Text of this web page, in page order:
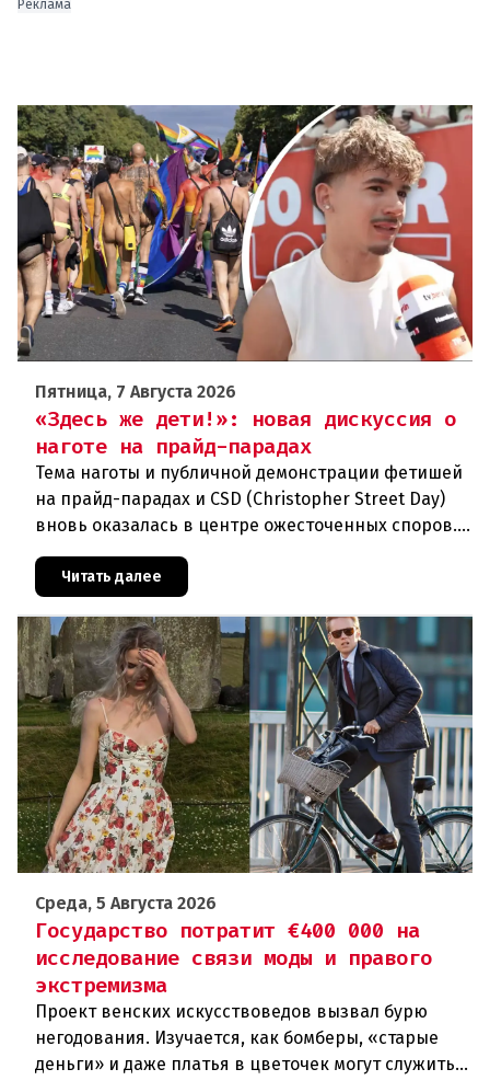
Реклама
Пятница, 7 Августа 2026
«Здесь же дети!»: новая дискуссия о
наготе на прайд-парадах
Тема наготы и публичной демонстрации фетишей
на прайд-парадах и CSD (Christopher Street Day)
вновь оказалась в центре ожесточенных споров.
То, что для многих представителей ЛГБТК+
является выражением
Читать далее
Среда, 5 Августа 2026
Государство потратит €400 000 на
исследование связи моды и правого
экстремизма
Проект венских искусствоведов вызвал бурю
негодования. Изучается, как бомберы, «старые
деньги» и даже платья в цветочек могут служить